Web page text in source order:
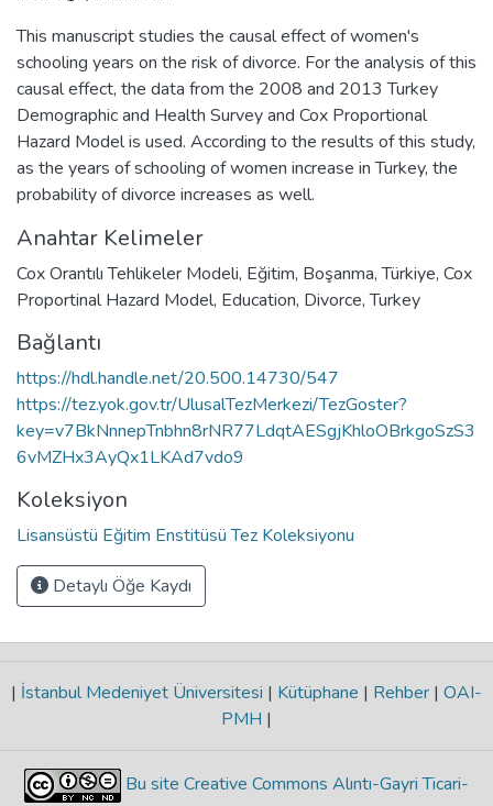
This manuscript studies the causal effect of women's
schooling years on the risk of divorce. For the analysis of this
causal effect, the data from the 2008 and 2013 Turkey
Demographic and Health Survey and Cox Proportional
Hazard Model is used. According to the results of this study,
as the years of schooling of women increase in Turkey, the
probability of divorce increases as well.
Anahtar Kelimeler
Cox Orantılı Tehlikeler Modeli, Eğitim, Boşanma,Türkiye, Cox
Proportinal Hazard Model, Education, Divorce,Turkey
Bağlantı
https://hdl.handle.net/20.500.14730/547
https://tez.yok.gov.tr/UlusalTezMerkezi/TezGoster?
key=v7BkNnnepTnbhn8rNR77LdqtAESgjKhloOBrkgoSzS3
6vMZHx3AyQx1LKAd7vdo9
Koleksiyon
Lisansüstü Eğitim Enstitüsü Tez Koleksiyonu
Detaylı Öğe Kaydı
| İstanbul Medeniyet Üniversitesi | Kütüphane | Rehber | OAI-
PMH |
Bu site Creative Commons Alıntı-Gayri Ticari-